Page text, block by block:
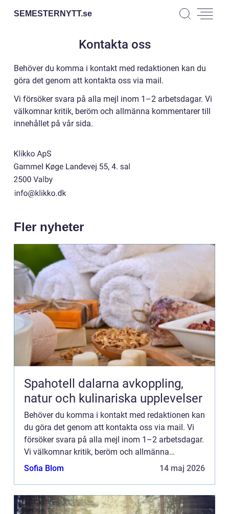
SEMESTERNYTT.se
Kontakta oss
Behöver du komma i kontakt med redaktionen kan du
göra det genom att kontakta oss via mail.
Vi försöker svara på alla mejl inom 1–2 arbetsdagar. Vi
välkomnar kritik, beröm och allmänna kommentarer till
innehållet på vår sida.
Fler nyheter
Spahotell dalarna avkoppling,
natur och kulinariska upplevelser
Behöver du komma i kontakt med redaktionen kan
du göra det genom att kontakta oss via mail. Vi
försöker svara på alla mejl inom 1–2 arbetsdagar.
Vi välkomnar kritik, beröm och allmänna
kommentarer till innehållet på vår sida.
Sofia Blom 14 maj 2026